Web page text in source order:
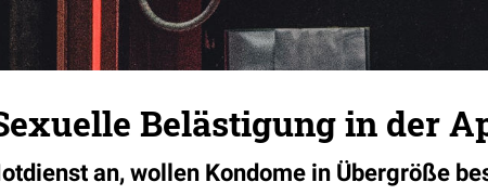
Belästigung in der
an, wollen Kondome in Übergröße